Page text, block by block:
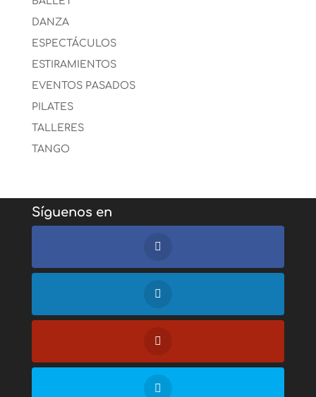
DANZA
ESPECTÁCULOS
ESTIRAMIENTOS
EVENTOS PASADOS
PILATES
TALLERES
TANGO
Síguenos en